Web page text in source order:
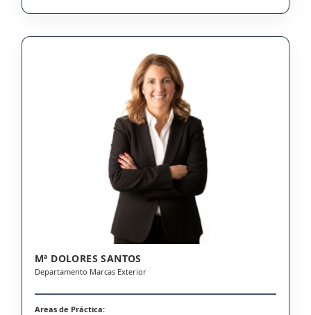
Mª DOLORES SANTOS
Departamento Marcas Exterior
Areas de Práctica: